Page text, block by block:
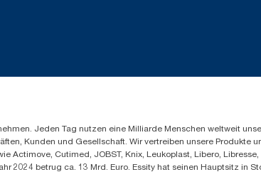
Jeden Tag nutzen eine Milliarde Menschen weltweit
Kunden und Gesellschaft. Wir vertreiben unsere Produkte
Actimove, Cutimed, JOBST, Knix, Leukoplast, Libero,
2024 betrug ca. 13 Mrd. Euro. Essity hat seinen Hauptsitz in